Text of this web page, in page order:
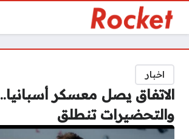
اخبار
الاتفاق يصل معسكر أسبانيا..
والتحضيرات تنطلق